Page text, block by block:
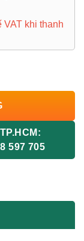
VAT khi thanh
TP.HCM:
597 705